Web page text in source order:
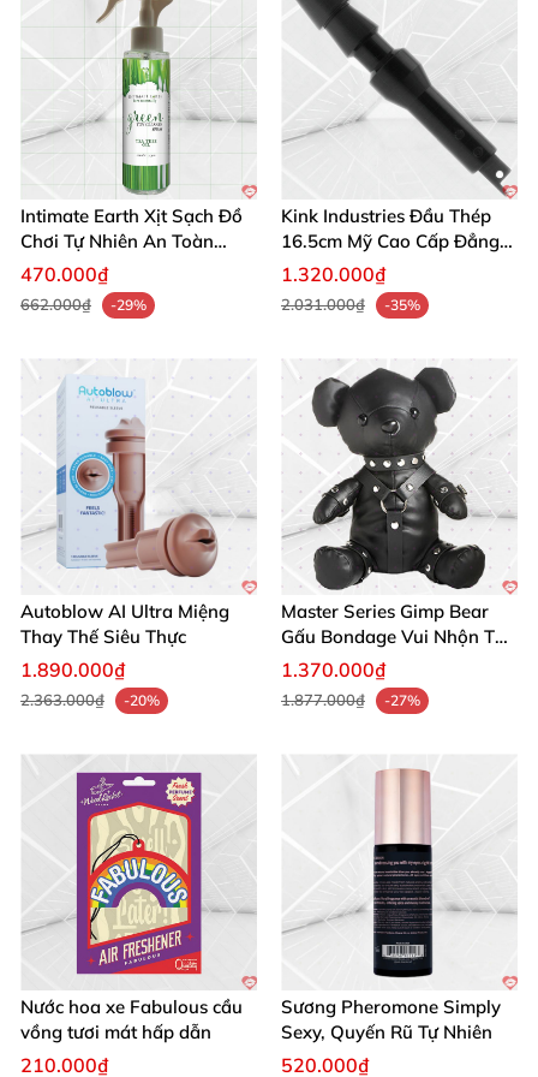
Intimate Earth Xịt Sạch Đồ
Chơi Tự Nhiên An Toàn
Hoàn Hảo
470.000₫
662.000₫ -29%
Kink Industries Đầu Thép
16.5cm Mỹ Cao Cấp Đẳng
Cấp
1.320.000₫
2.031.000₫ -35%
Autoblow AI Ultra Miệng
Thay Thế Siêu Thực
1.890.000₫
2.363.000₫ -20%
Master Series Gimp Bear
Gấu Bondage Vui Nhộn Táo
Bạo
1.370.000₫
1.877.000₫ -27%
Nước hoa xe Fabulous cầu
vồng tươi mát hấp dẫn
210.000₫
Sương Pheromone Simply
Sexy, Quyến Rũ Tự Nhiên
520.000₫